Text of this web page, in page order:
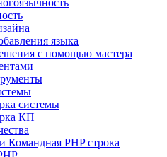
языка
с помощью мастера
системы
КП
Командная PHP строка